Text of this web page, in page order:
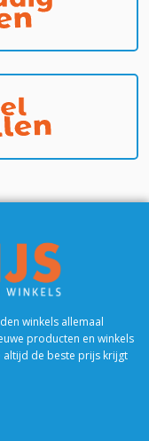
winkels allemaal
producten en winkels
de beste prijs krijgt